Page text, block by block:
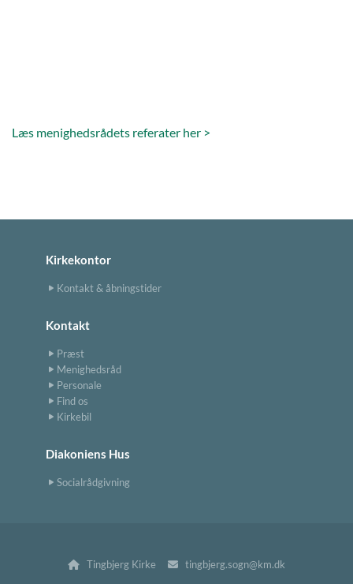
Læs menighedsrådets referater her >
Kirkekontor
Kontakt & åbningstider
Kontakt
Præst
Menighedsråd
Personale
Find os
Kirkebil
Diakoniens Hus
Socialrådgivning
 Tingbjerg Kirke  tingbjerg.sogn@km.dk